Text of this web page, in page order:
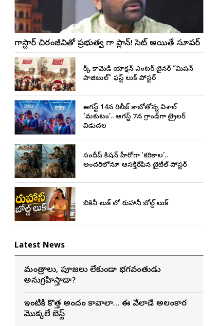
మెగాస్టార్ చిరంజీవితో ప్రభుత్వ మెగా ప్లాన్! సెట్ అయితే సూపర్
డార్క్ కామెడీ యాక్షన్ ఎంటర్ టైనర్ “మిషన్
పాజిబుల్” ఫస్ట్ లుక్ పోస్టర్
ఆగస్ట్ 14న రిలీజ్ కాబోతోన్న విశాల్
‘మకుటం’.. ఆగస్ట్ 7న గ్రాండ్‌గా ట్రైలర్
విడుదల
సందీప్ కిషన్ హీరోగా ‘కరికాల’..
అందరిలోనూ ఆసక్తిరేపిన టైటిల్ పోస్టర్
బికినీ లుక్ లో రుహానీ బోల్డ్ లుక్
Latest News
మంత్రాలు, పూజలు లేకుండా భగవంతుడు
అనుగ్రహిస్తాడా?
ఇంటికి కొత్త అందం కావాలా… ఈ వేలాడే అలంకార
మొక్కలే బెస్ట్